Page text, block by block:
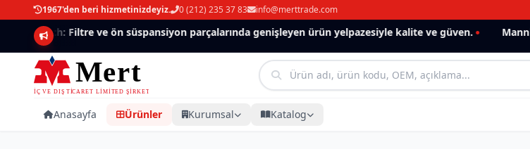
1967'den beri hizmetinizdeyiz. 0 (212) 235 37 83 info@merttrade.com
Mannlich: Filtre ve ön süspansiyon parçalarında genişleyen ürün yelpazesiyle kalite ve güven.
Anasayfa Ürünler Kurumsal Katalog